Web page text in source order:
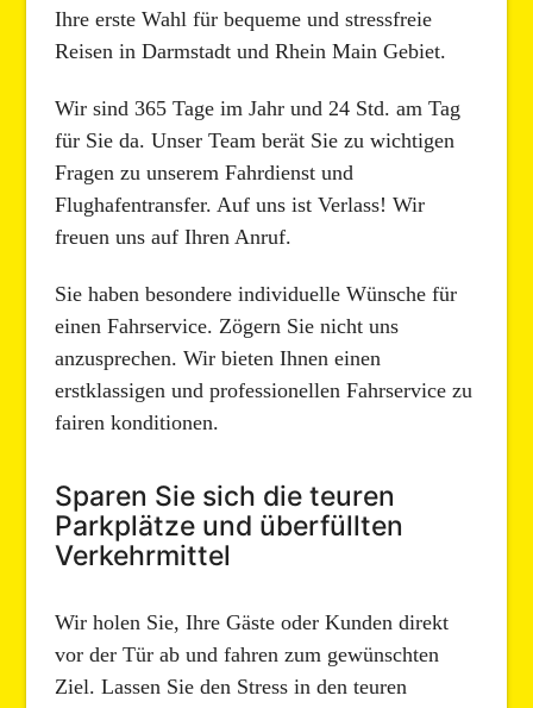
Ihre erste Wahl für bequeme und stressfreie
Reisen in Darmstadt und Rhein Main Gebiet.
Wir sind 365 Tage im Jahr und 24 Std. am Tag
für Sie da. Unser Team berät Sie zu wichtigen
Fragen zu unserem Fahrdienst und
Flughafentransfer. Auf uns ist Verlass! Wir
freuen uns auf Ihren Anruf.
Sie haben besondere individuelle Wünsche für
einen Fahrservice. Zögern Sie nicht uns
anzusprechen. Wir bieten Ihnen einen
erstklassigen und professionellen Fahrservice zu
fairen konditionen.
Sparen Sie sich die teuren
Parkplätze und überfüllten
Verkehrmittel
Wir holen Sie, Ihre Gäste oder Kunden direkt
vor der Tür ab und fahren zum gewünschten
Ziel. Lassen Sie den Stress in den teuren